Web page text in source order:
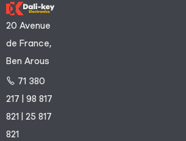
20 Avenue
de France,
Ben Arous
71 380
217 | 98 817
821 | 25 817
821